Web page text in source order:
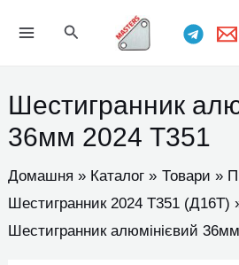
Пошук
Шестигранник
36мм 2024 Т351
Домашня Каталог Товари
Шестигранник 2024 Т351 (Д16Т)
Шестигранник алюмінієвий